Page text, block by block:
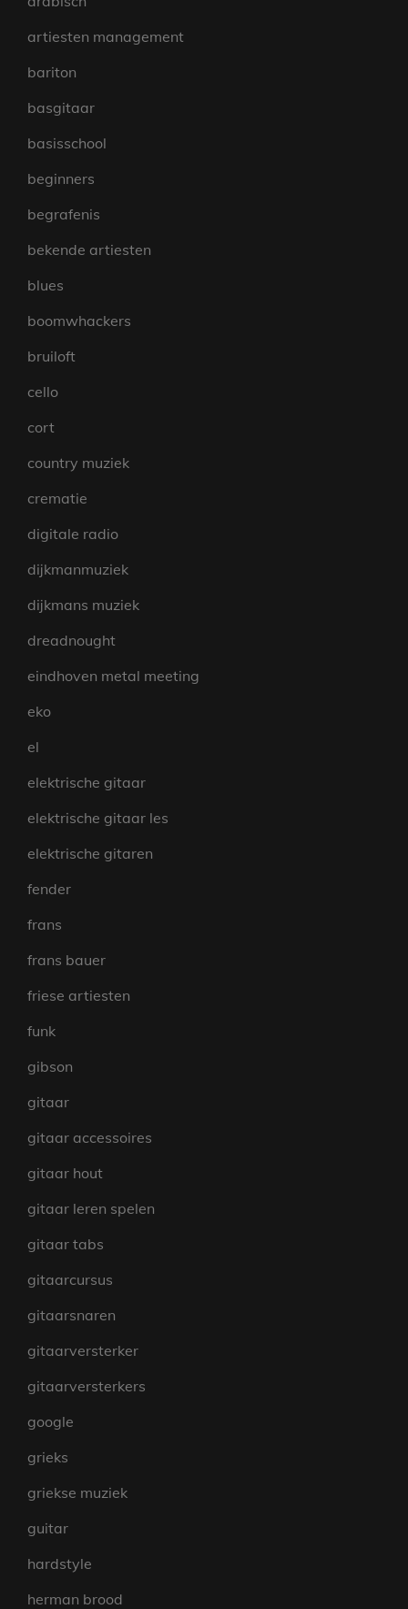
artiesten management
bariton
basgitaar
basisschool
beginners
begrafenis
bekende artiesten
blues
boomwhackers
bruiloft
cello
cort
country muziek
crematie
digitale radio
dijkmanmuziek
dijkmans muziek
dreadnought
eindhoven metal meeting
eko
el
elektrische gitaar
elektrische gitaar les
elektrische gitaren
fender
frans
frans bauer
friese artiesten
funk
gibson
gitaar
gitaar accessoires
gitaar hout
gitaar leren spelen
gitaar tabs
gitaarcursus
gitaarsnaren
gitaarversterker
gitaarversterkers
google
grieks
griekse muziek
guitar
hardstyle
herman brood